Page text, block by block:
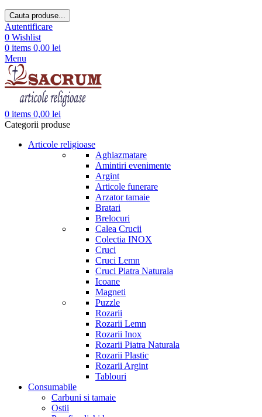
Cauta produse...
Autentificare
0 Wishlist
0 items 0,00 lei
Menu
0 items 0,00 lei
Categorii produse
Articole religioase
Aghiazmatare
Amintiri evenimente
Argint
Articole funerare
Arzator tamaie
Bratari
Brelocuri
Calea Crucii
Colectia INOX
Cruci
Cruci Lemn
Cruci Piatra Naturala
Icoane
Magneti
Puzzle
Rozarii
Rozarii Lemn
Rozarii Inox
Rozarii Piatra Naturala
Rozarii Plastic
Rozarii Argint
Tablouri
Consumabile
Carbuni si tamaie
Ostii